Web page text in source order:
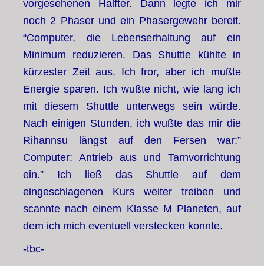
vorgesehenen Halfter. Dann legte ich mir
noch 2 Phaser und ein Phasergewehr bereit.
“Computer, die Lebenserhaltung auf ein
Minimum reduzieren. Das Shuttle kühlte in
kürzester Zeit aus. Ich fror, aber ich mußte
Energie sparen. Ich wußte nicht, wie lang ich
mit diesem Shuttle unterwegs sein würde.
Nach einigen Stunden, ich wußte das mir die
Rihannsu längst auf den Fersen war:”
Computer: Antrieb aus und Tarnvorrichtung
ein.” Ich ließ das Shuttle auf dem
eingeschlagenen Kurs weiter treiben und
scannte nach einem Klasse M Planeten, auf
dem ich mich eventuell verstecken konnte.
-tbc-